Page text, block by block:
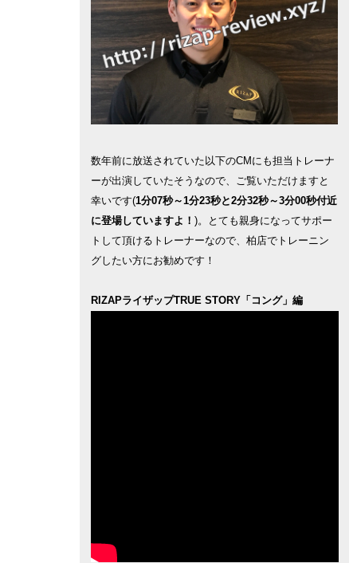
数年前に放送されていた以下のCMにも担当トレーナ
ーが出演していたそうなので、ご覧いただけますと
幸いです(1分07秒～1分23秒と2分32秒～3分00秒付近
に登場していますよ！ )。とても親身になってサポー
トして頂けるトレーナーなので、柏店でトレーニン
グしたい方にお勧めです！
RIZAPライザップTRUE STORY「コング」編